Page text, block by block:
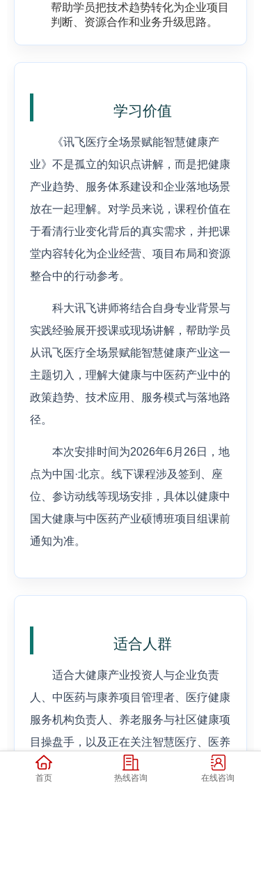
帮助学员把技术趋势转化为企业项目
判断、资源合作和业务升级思路。
学习价值
《讯飞医疗全场景赋能智慧健康产
业》不是孤立的知识点讲解，而是把健康
产业趋势、服务体系建设和企业落地场景
放在一起理解。对学员来说，课程价值在
于看清行业变化背后的真实需求，并把课
堂内容转化为企业经营、项目布局和资源
整合中的行动参考。
科大讯飞讲师将结合自身专业背景与
实践经验展开授课或现场讲解，帮助学员
从讯飞医疗全场景赋能智慧健康产业这一
主题切入，理解大健康与中医药产业中的
政策趋势、技术应用、服务模式与落地路
径。
本次安排时间为2026年6月26日，地
点为中国·北京。线下课程涉及签到、座
位、参访动线等现场安排，具体以健康中
国大健康与中医药产业硕博班项目组课前
通知为准。
适合人群
适合大健康产业投资人与企业负责
人、中医药与康养项目管理者、医疗健康
服务机构负责人、养老服务与社区健康项
目操盘手，以及正在关注智慧医疗、医养
结合、居家照护和健康管理升级的企业高
首页 热线咨询 在线咨询